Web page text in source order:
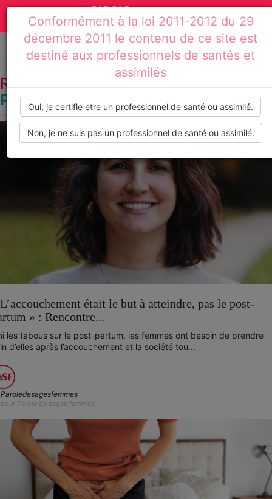
Toggle
navigation
Actualités
médicales,
dossiers
thématiques,
formations,
recommandations
Accueil Résultats de recherche : post-partum
RECHERCHE PAR TAG :POST-
PARTUM
était le but à atteindre, pas le post-
» : Rencontre...
les tabous sur le post-partum, les femmes ont besoin de prendre
d’elles après l’accouchement et la société tou...
Paroledesagesfemmes
pour Parole de sages femmes
Conformément à la loi 2011-2012 du 29
décembre 2011 le contenu de ce site est
destiné aux professionnels de santés et
assimilés
Oui, je certifie etre un professionnel de santé ou assimilé.
Non, je ne suis pas un professionnel de santé ou assimilé.